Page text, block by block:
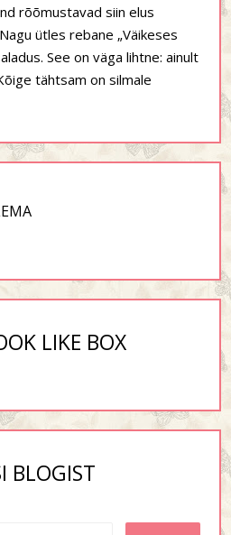
rõõmustavad siin elus
ütles rebane „Väikeses
See on väga lihtne: ainult
tähtsam on silmale
LIKE BOX
BLOGIST